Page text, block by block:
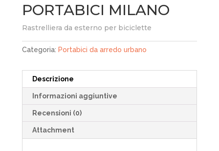
PORTABICI MILANO
Rastrelliera da esterno per biciclette
Categoria: Portabici da arredo urbano
Descrizione
Informazioni aggiuntive
Recensioni (0)
Attachment